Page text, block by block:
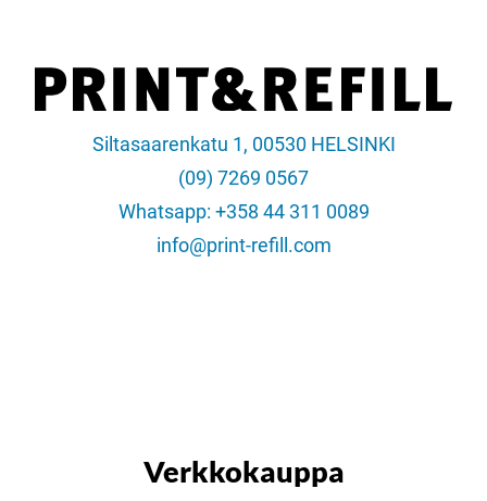
Siltasaarenkatu 1, 00530 HELSINKI
(09) 7269 0567
Whatsapp: +358 44 311 0089
info@print-refill.com
Verkkokauppa